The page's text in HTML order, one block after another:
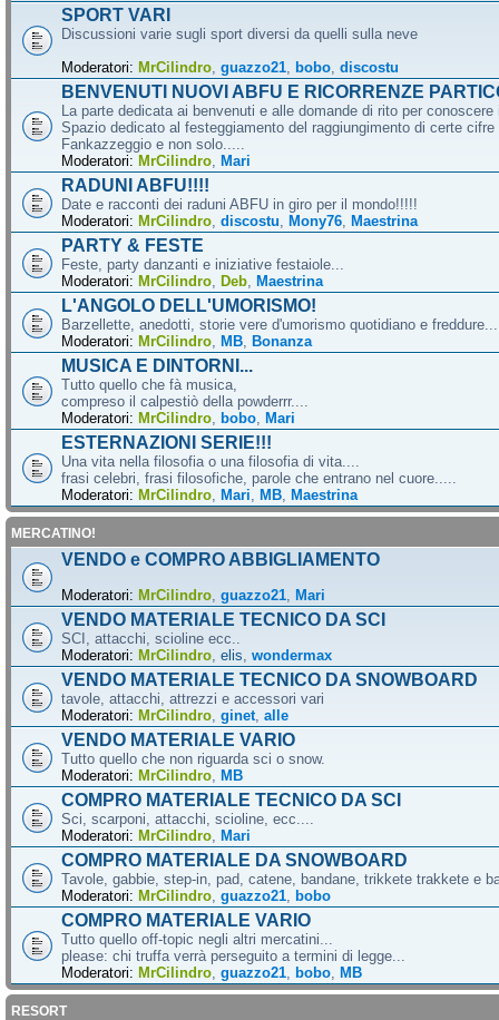
SPORT VARI
Discussioni varie sugli sport diversi da quelli sulla neve
Moderatori: MrCilindro guazzo21 bobo discostu
BENVENUTI NUOVI ABFU E RICORRENZE
La parte dedicata ai benvenuti e alle domande di rito per
Spazio dedicato al festeggiamento del raggiungimento di certe cifre
Fankazzeggio e non solo.....
Moderatori: MrCilindro Mari
RADUNI ABFU!!!!
Date e racconti dei raduni ABFU in giro per il mondo!!!!!
Moderatori: MrCilindro discostu Mony76 Maestrina
PARTY & FESTE
Feste, party danzanti e iniziative festaiole...
Moderatori: MrCilindro Deb Maestrina
L'ANGOLO DELL'UMORISMO!
Barzellette, anedotti, storie vere d'umorismo quotidiano e
Moderatori: MrCilindro MB Bonanza
MUSICA E DINTORNI...
Tutto quello che fà musica,
compreso il calpestiò della powderrr....
Moderatori: MrCilindro bobo Mari
ESTERNAZIONI SERIE!!!
Una vita nella filosofia o una filosofia di vita....
frasi celebri, frasi filosofiche, parole che entrano nel cuore.....
Moderatori: MrCilindro Mari MB Maestrina
MERCATINO!
VENDO e COMPRO ABBIGLIAMENTO
Moderatori: MrCilindro guazzo21 Mari
VENDO MATERIALE TECNICO DA SCI
SCI, attacchi, scioline ecc..
Moderatori: MrCilindro elis wondermax
VENDO MATERIALE TECNICO DA SNOWBOARD
tavole, attacchi, attrezzi e accessori vari
Moderatori: MrCilindro ginet alle
VENDO MATERIALE VARIO
Tutto quello che non riguarda sci o snow.
Moderatori: MrCilindro MB
COMPRO MATERIALE TECNICO DA SCI
Sci, scarponi, attacchi, scioline, ecc....
Moderatori: MrCilindro Mari
COMPRO MATERIALE DA SNOWBOARD
Tavole, gabbie, step-in, pad, catene, bandane, trikkete trakkete e
Moderatori: MrCilindro guazzo21 bobo
COMPRO MATERIALE VARIO
Tutto quello off-topic negli altri mercatini...
please: chi truffa verrà perseguito a termini di legge...
Moderatori: MrCilindro guazzo21 bobo MB
RESORT